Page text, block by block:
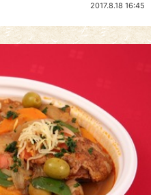
2017.8.18 16:45